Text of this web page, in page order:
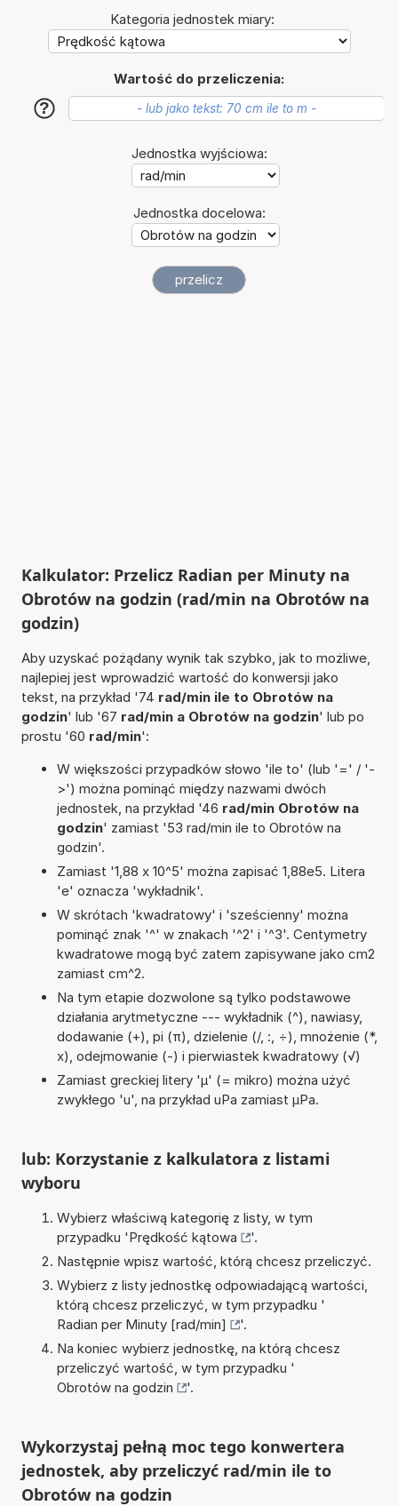
Kategoria jednostek miary:
Wartość do przeliczenia:
?
Jednostka wyjściowa:
Jednostka docelowa:
Kalkulator: Przelicz Radian per Minuty na
Obrotów na godzin (rad/min na Obrotów na
godzin)
Aby uzyskać pożądany wynik tak szybko, jak to możliwe,
najlepiej jest wprowadzić wartość do konwersji jako
tekst, na przykład '74 rad/min ile to Obrotów na
godzin' lub '67 rad/min a Obrotów na godzin' lub po
prostu '60 rad/min':
W większości przypadków słowo 'ile to' (lub '=' / '-
>') można pominąć między nazwami dwóch
jednostek, na przykład '46 rad/min Obrotów na
godzin' zamiast '53 rad/min ile to Obrotów na
godzin'.
Zamiast '1,88 x 10^5' można zapisać 1,88e5. Litera
'e' oznacza 'wykładnik'.
W skrótach 'kwadratowy' i 'sześcienny' można
pominąć znak '^' w znakach '^2' i '^3'. Centymetry
kwadratowe mogą być zatem zapisywane jako cm2
zamiast cm^2.
Na tym etapie dozwolone są tylko podstawowe
działania arytmetyczne --- wykładnik (^), nawiasy,
dodawanie (+), pi (π), dzielenie (/, :, ÷), mnożenie (*,
x), odejmowanie (-) i pierwiastek kwadratowy (√)
Zamiast greckiej litery 'µ' (= mikro) można użyć
zwykłego 'u', na przykład uPa zamiast µPa.
lub: Korzystanie z kalkulatora z listami
wyboru
Wybierz właściwą kategorię z listy, w tym
przypadku 'Prędkość kątowa
'.
Następnie wpisz wartość, którą chcesz przeliczyć.
Wybierz z listy jednostkę odpowiadającą wartości,
którą chcesz przeliczyć, w tym przypadku '
Radian per Minuty [rad/min]
'.
Na koniec wybierz jednostkę, na którą chcesz
przeliczyć wartość, w tym przypadku '
Obrotów na godzin
'.
Wykorzystaj pełną moc tego konwertera
jednostek, aby przeliczyć rad/min ile to
Obrotów na godzin